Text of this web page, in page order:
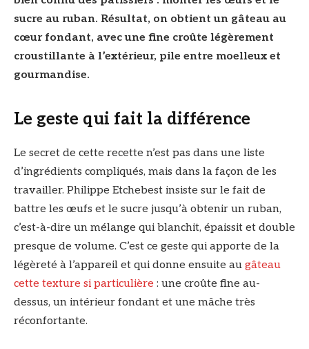
sucre au ruban. Résultat, on obtient un gâteau au
cœur fondant, avec une fine croûte légèrement
croustillante à l’extérieur, pile entre moelleux et
gourmandise.
Le geste qui fait la différence
Le secret de cette recette n’est pas dans une liste
d’ingrédients compliqués, mais dans la façon de les
travailler. Philippe Etchebest insiste sur le fait de
battre les œufs et le sucre jusqu’à obtenir un ruban,
c’est-à-dire un mélange qui blanchit, épaissit et double
presque de volume. C’est ce geste qui apporte de la
légèreté à l’appareil et qui donne ensuite au gâteau
cette texture si particulière : une croûte fine au-
dessus, un intérieur fondant et une mâche très
réconfortante.